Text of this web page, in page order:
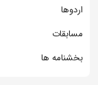
اردوها
مسابقات
بخشنامه ها